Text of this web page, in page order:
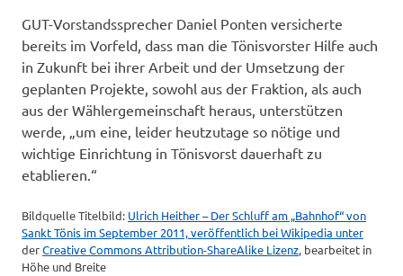
GUT-Vorstandssprecher Daniel Ponten versicherte
bereits im Vorfeld, dass man die Tönisvorster Hilfe auch
in Zukunft bei ihrer Arbeit und der Umsetzung der
geplanten Projekte, sowohl aus der Fraktion, als auch
aus der Wählergemeinschaft heraus, unterstützen
werde, „um eine, leider heutzutage so nötige und
wichtige Einrichtung in Tönisvorst dauerhaft zu
etablieren.“
Bildquelle Titelbild: Ulrich Heither – Der Schluff am „Bahnhof“ von
Sankt Tönis im September 2011, veröffentlich bei Wikipedia unter
derCreative Commons Attribution-ShareAlike Lizenz, bearbeitet in
Höhe und Breite